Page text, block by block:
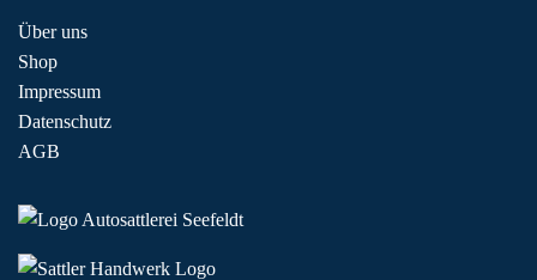
Über uns
Shop
Impressum
Datenschutz
AGB